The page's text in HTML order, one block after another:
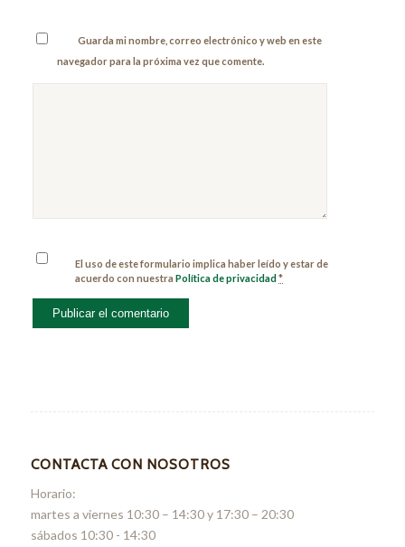
Guarda mi nombre, correo electrónico y web en este
navegador para la próxima vez que comente.
El uso de este formulario implica haber leído y estar de
acuerdo con nuestraPolítica de privacidad *
CONTACTA CON NOSOTROS
Horario:
martes a viernes 10:30 – 14:30 y 17:30 – 20:30
sábados 10:30 - 14:30